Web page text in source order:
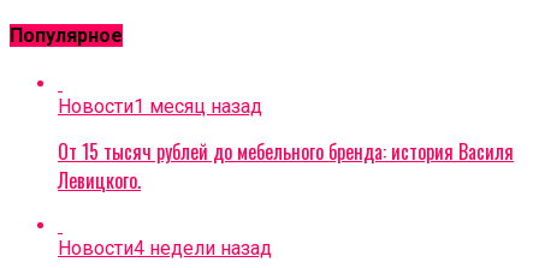
Популярное
Новости1 месяц назад
От 15 тысяч рублей до мебельного бренда: история Василя
Левицкого.
Новости4 недели назад